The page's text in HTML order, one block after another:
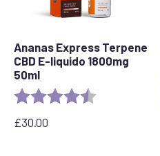
Ananas Express Terpene
CBD E-liquido 1800mg
50ml
Valutazione:
£30.00